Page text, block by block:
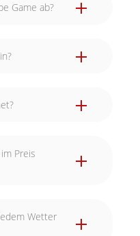
Game ab?
Preis
Wetter